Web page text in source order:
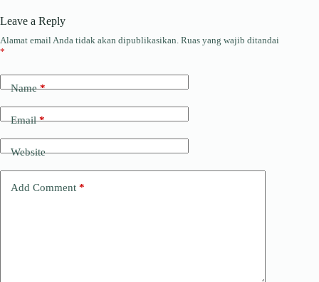
Leave a Reply
Alamat email Anda tidak akan dipublikasikan. Ruas yang wajib ditandai
*
Name*
Email*
Website
Add Comment *